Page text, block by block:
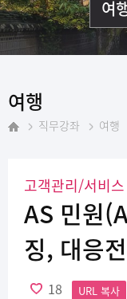
여행
직무강좌 여행
고객관리/서비스
AS 민원​
징​, 대응
18 URL 복사